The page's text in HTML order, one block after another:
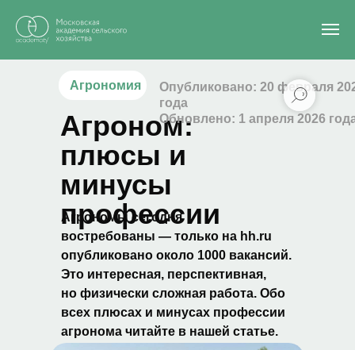
Главная / Блог
Агроном:
плюсы и
минусы
профессии
Агрономия
Агрономы сегодня
востребованы — только на hh.ru
опубликовано около 1000 вакансий.
Это интересная, перспективная,
но физически сложная работа. Обо
всех плюсах и минусах профессии
агронома читайте в нашей статье.
Опубликовано: 20 февраля
года
Обновлено: 1 апреля 2026